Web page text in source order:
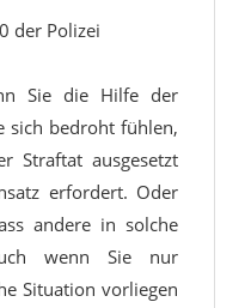
der Polizei
Sie die Hilfe der
sich bedroht fühlen,
Straftat ausgesetzt
erfordert. Oder
andere in solche
wenn Sie nur
Situation vorliegen